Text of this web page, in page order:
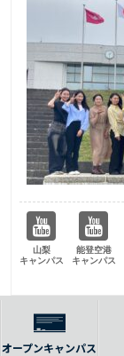
山梨
キャンパス
能登空港
キャンパス
オープンキャンパス